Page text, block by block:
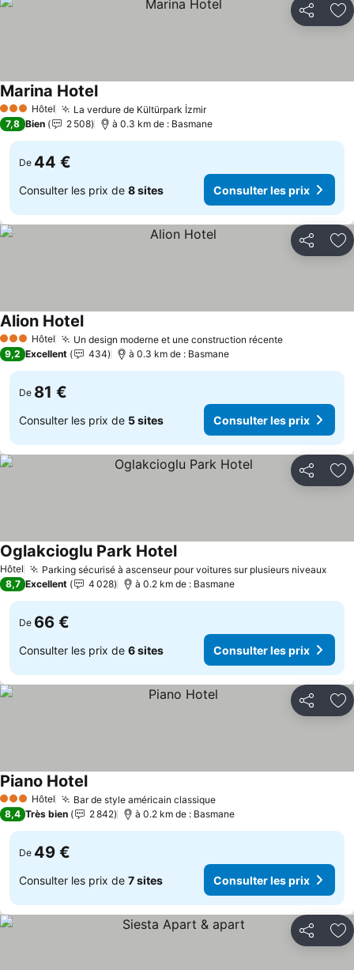
Partager
3 ÉtoilesHôtel La verdure de Kültürpark İzmirConsulter les prix
Marina HotelConsulter les prix
7,8 Bien 2 508 à 0.3 km de : Basmane
De 44 €
Consulter les prix de 8 sites Consulter les prix
Partager
3 ÉtoilesHôtel Un design moderne et une construction récenteConsulter
Alion HotelConsulter les prix
9,2 Excellent 434 à 0.3 km de : Basmane
De 81 €
Consulter les prix de 5 sites Consulter les prix
Partager
Hôtel Parking sécurisé à ascenseur pour voitures sur plusieurs niveaux
Oglakcioglu Park HotelConsulter les prix
8,7 Excellent 4 028 à 0.2 km de : Basmane
De 66 €
Consulter les prix de 6 sites Consulter les prix
Partager
3 ÉtoilesHôtel Bar de style américain classiqueConsulter les prix
Piano HotelConsulter les prix
8,4 Très bien 2 842 à 0.2 km de : Basmane
De 49 €
Consulter les prix de 7 sites Consulter les prix
Partager